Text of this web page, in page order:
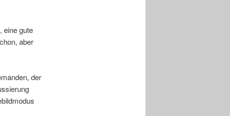
eine gute
aber
der